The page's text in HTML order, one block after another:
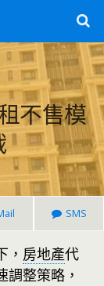
不售模
SMS
， 房地產代
整策略，